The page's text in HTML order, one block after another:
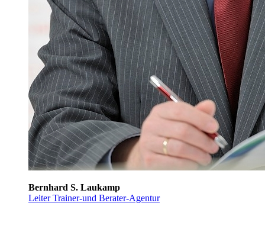
Bernhard S. Laukamp
Leiter Trainer-und Berater-Agentur